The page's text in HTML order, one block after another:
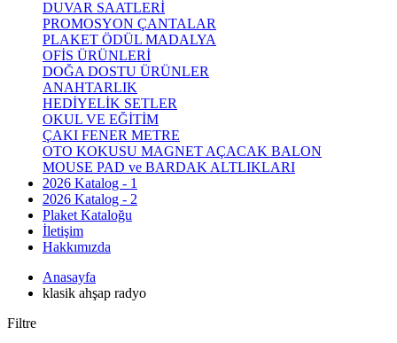
DUVAR SAATLERİ
PROMOSYON ÇANTALAR
PLAKET ÖDÜL MADALYA
OFİS ÜRÜNLERİ
DOĞA DOSTU ÜRÜNLER
ANAHTARLIK
HEDİYELİK SETLER
OKUL VE EĞİTİM
ÇAKI FENER METRE
OTO KOKUSU MAGNET AÇACAK BALON
MOUSE PAD ve BARDAK ALTLIKLARI
2026 Katalog - 1
2026 Katalog - 2
Plaket Kataloğu
İletişim
Hakkımızda
Anasayfa
klasik ahşap radyo
Filtre